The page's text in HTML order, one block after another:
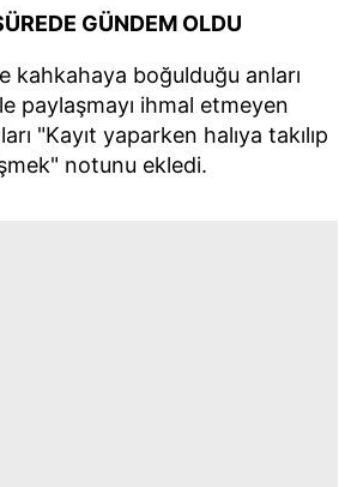
GÜNDEM OLDU
kahkahaya boğulduğu anları
paylaşmayı ihmal etmeyen
"Kayıt yaparken halıya takılıp
notunu ekledi.